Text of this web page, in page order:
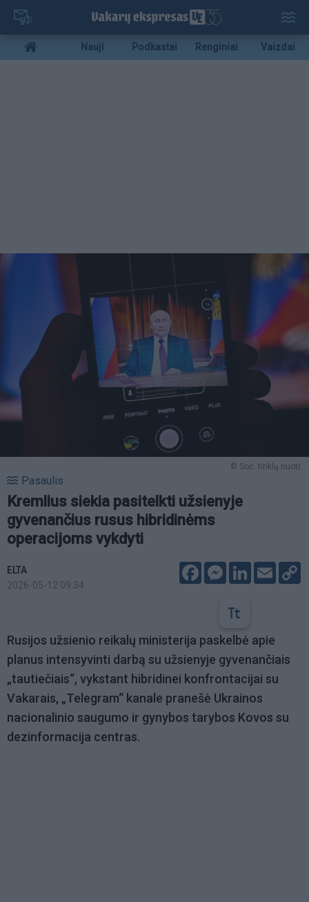
Pereiti
pagrindinį
turinį
Mobile
menu
Nauji Podkastai Renginiai Vaizdai
© Soc. tinklų nuotr.
Pasaulis
Kremlius siekia pasitelkti užsienyje
gyvenančius rusus hibridinėms
operacijoms vykdyti
ELTA
2026-05-12 09:34
FacebookMessenger
LinkedIn
Email
Rusijos užsienio reikalų ministerija paskelbė apie
planus intensyvinti darbą su užsienyje gyvenančiais
„tautiečiais“, vykstant hibridinei konfrontacijai su
Vakarais, „Telegram“ kanale pranešė Ukrainos
nacionalinio saugumo ir gynybos tarybos Kovos su
dezinformacija centras.